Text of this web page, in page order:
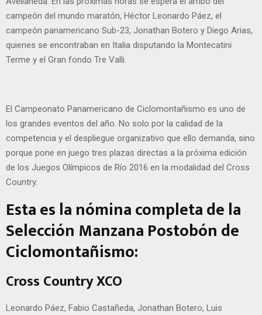
campeón del mundo maratón, Héctor Leonardo Páez, el
campeón panamericano Sub-23, Jonathan Botero y Diego Arias,
quienes se encontraban en Italia disputando la Montecatini
Terme y el Gran fondo Tre Valli.
El Campeonato Panamericano de Ciclomontañismo es uno de
los grandes eventos del año. No solo por la calidad de la
competencia y el despliegue organizativo que ello demanda, sino
porque pone en juego tres plazas directas a la próxima edición
de los Juegos Olímpicos de Río 2016 en la modalidad del Cross
Country.
Esta es la nómina completa de la
Selección Manzana Postobón de
Ciclomontañismo:
Cross Country XCO
Leonardo Páez, Fabio Castañeda, Jonathan Botero, Luis